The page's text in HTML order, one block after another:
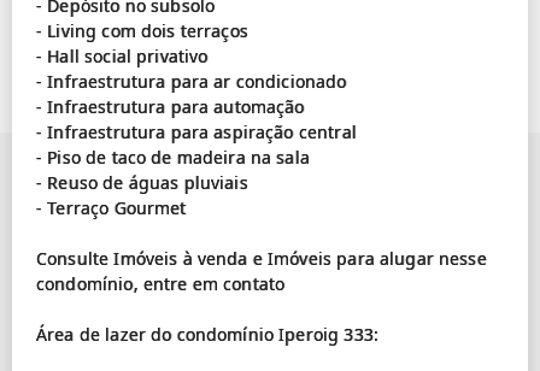
- Depósito no subsolo
- Living com dois terraços
- Hall social privativo
- Infraestrutura para ar condicionado
- Infraestrutura para automação
- Infraestrutura para aspiração central
- Piso de taco de madeira na sala
- Reuso de águas pluviais
- Terraço Gourmet
Consulte Imóveis à venda e Imóveis para alugar nesse
condomínio, entre em contato
Área de lazer do condomínio Iperoig 333: